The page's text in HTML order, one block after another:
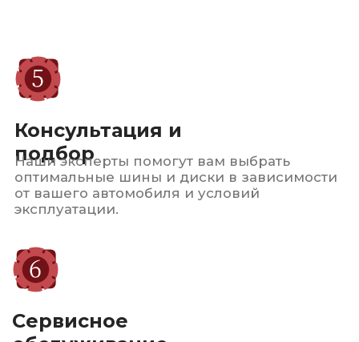
стремимся обеспечить
безопасность и комфорт
на дороге
клиентов.